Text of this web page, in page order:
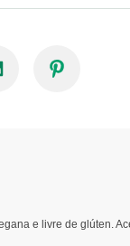
e livre de glúten.